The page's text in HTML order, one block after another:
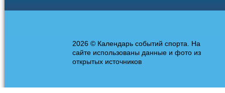
2026 © Календарь событий спорта. На
сайте использованы данные и фото из
открытых источников